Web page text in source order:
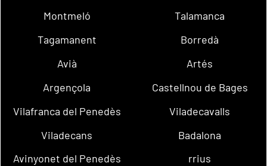
Montmeló
Talamanca
Tagamanent
Borredà
Avià
Artés
Argençola
Castellnou de Bages
Vilafranca del Penedès
Viladecavalls
Viladecans
Badalona
Avinyonet del Penedès
rrius